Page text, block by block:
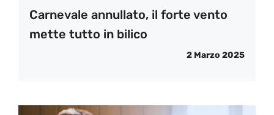
Carnevale annullato, il forte vento
mette tutto in bilico
2 Marzo 2025